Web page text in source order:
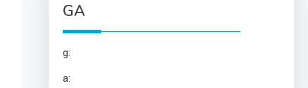
GA
g:
a: